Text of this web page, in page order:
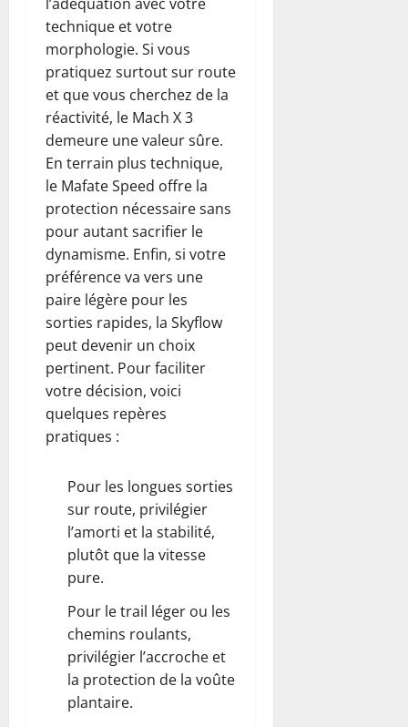
technique et votre
morphologie. Si vous
pratiquez surtout sur route
et que vous cherchez de la
réactivité, le Mach X 3
demeure une valeur sûre.
En terrain plus technique,
le Mafate Speed offre la
protection nécessaire sans
pour autant sacrifier le
dynamisme. Enfin, si votre
préférence va vers une
paire légère pour les
sorties rapides, la Skyflow
peut devenir un choix
pertinent. Pour faciliter
votre décision, voici
quelques repères
pratiques :
Pour les longues sorties
sur route, privilégier
l’amorti et la stabilité,
plutôt que la vitesse
pure.
Pour le trail léger ou les
chemins roulants,
privilégier l’accroche et
la protection de la voûte
plantaire.